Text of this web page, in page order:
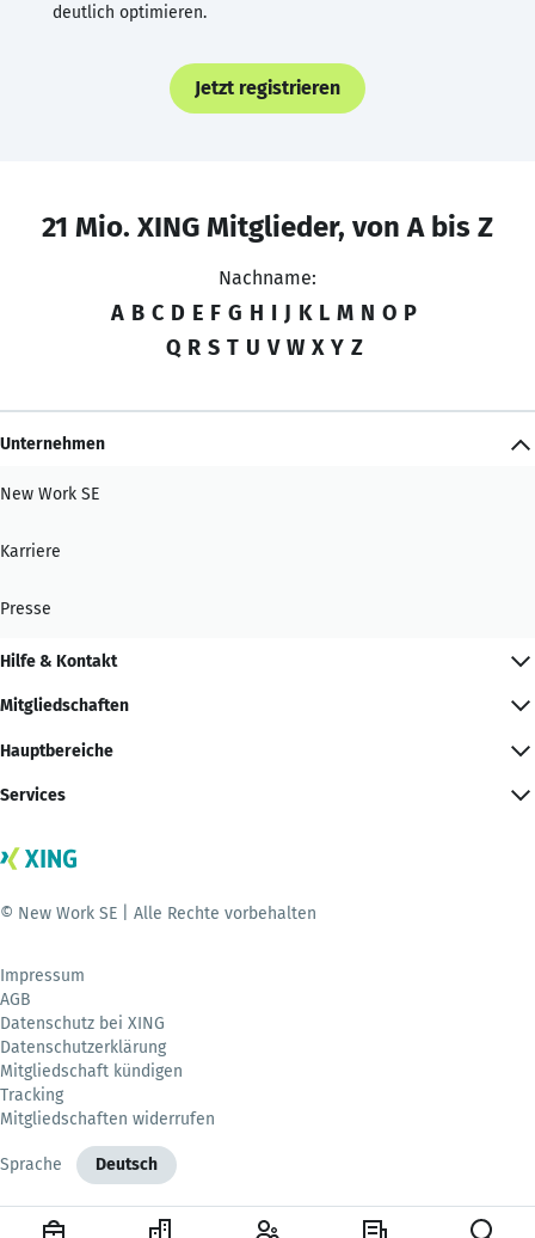
deutlich optimieren.
Jetzt registrieren
21 Mio. XING Mitglieder, von A bis Z
Nachname:
A B C D E F G H I J K L M N O P
Q R S T U V W X Y Z
Unternehmen
New Work SE
Karriere
Presse
Hilfe & Kontakt
Mitgliedschaften
Hauptbereiche
Services
© New Work SE | Alle Rechte vorbehalten
Impressum
AGB
Datenschutz bei XING
Datenschutzerklärung
Mitgliedschaft kündigen
Tracking
Mitgliedschaften widerrufen
Sprache Deutsch